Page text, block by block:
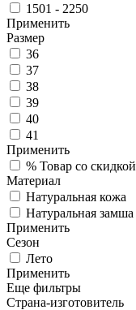
1501 - 2250
Применить
Размер
36
37
38
39
40
41
Применить
% Товар со скидкой
Материал
Натуральная кожа
Натуральная замша
Применить
Сезон
Лето
Применить
Еще фильтры
Страна-изготовитель